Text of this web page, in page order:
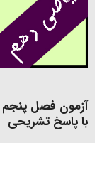
آزمون فصل پنجم
با پاسخ تشریحی